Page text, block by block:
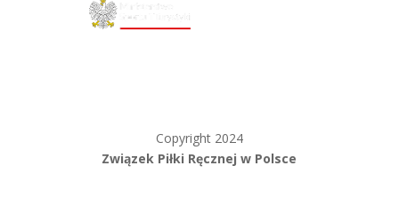
Copyright 2024
Związek Piłki Ręcznej w Polsce